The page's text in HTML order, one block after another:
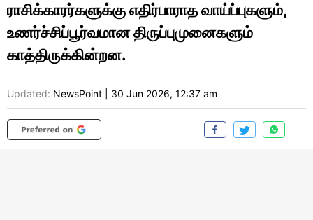
ராசிக்காரர்களுக்கு எதிர்பாராத வாய்ப்புகளும்,
உணர்ச்சிப்பூர்வமான திருப்புமுனைகளும்
காத்திருக்கின்றன.
Updated: NewsPoint 30 Jun 2026, 12:37 am